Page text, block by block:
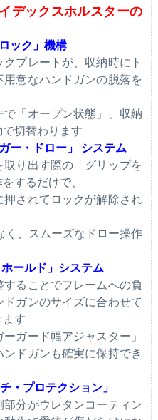
デックスホルスターの
ック」機構
プレートが、収納時にト
意なハンドガンの脱落を
「オープン状態」、収納
切替わります
ー・ドロー」 システム
り出す際の「グリップを
するだけで、
されてロックが解除され
、スムーズなドロー操作
ールド」システム
ることでフレームへの負
ガンのサイズに合わせて
す
ガード幅アジャスター」
ドガンも確実に保持でき
・プロテクション」
分がウレタンコーティン